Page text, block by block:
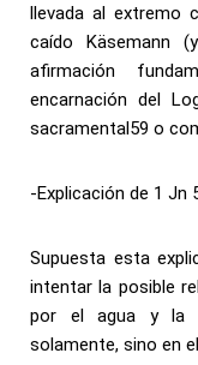
llevada al extremo
caído Käsemann
afirmación
encarnación del
sacramental59 o
-Explicación de 1 Jn
Supuesta esta
intentar la posible
por el agua y la
solamente, sino en